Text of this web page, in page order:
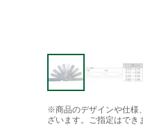
※商品のデザインや仕様
ざいます。ご指定はでき